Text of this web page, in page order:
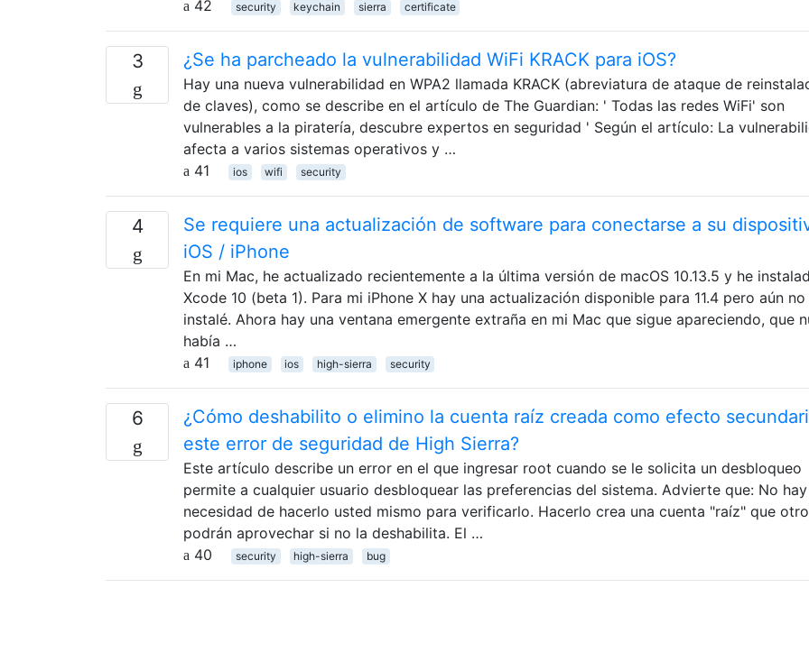
42
security keychain sierra certificate
3 ¿Se ha parcheado la vulnerabilidad WiFi KRACK para iOS?
Hay una nueva vulnerabilidad en WPA2 llamada KRACK (abreviatura de ataque de
de claves), como se describe en el artículo de The Guardian: ' Todas las redes WiFi' son
vulnerables a la piratería, descubre expertos en seguridad ' Según el artículo: La
afecta a varios sistemas operativos y …
41
ios wifi security
4
Se requiere una actualización de software para conectarse a su
iOS / iPhone
En mi Mac, he actualizado recientemente a la última versión de macOS 10.13.5 y he
Xcode 10 (beta 1). Para mi iPhone X hay una actualización disponible para 11.4 pero aún no
instalé. Ahora hay una ventana emergente extraña en mi Mac que sigue apareciendo, que
había …
41
iphone ios high-sierra security
6
¿Cómo deshabilito o elimino la cuenta raíz creada como efecto
este error de seguridad de High Sierra?
Este artículo describe un error en el que ingresar root cuando se le solicita un desbloqueo
permite a cualquier usuario desbloquear las preferencias del sistema. Advierte que: No hay
necesidad de hacerlo usted mismo para verificarlo. Hacerlo crea una cuenta "raíz" que
podrán aprovechar si no la deshabilita. El …
40
security high-sierra bug